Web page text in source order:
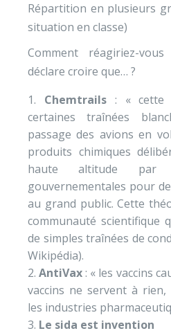
Répartition en plusieurs
situation en classe)
Comment réagiriez-
déclare croire que… ?
Chemtrails: « cette
certaines traînées
passage des avions en
produits chimiques
haute altitude par
gouvernementales pour
au grand public. Cette
communauté scientifique
de simples traînées de
Wikipédia).
AntiVax : « les vaccins
vaccins ne servent à
les industries
Le sida est invention